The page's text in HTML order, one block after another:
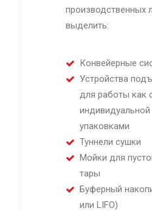
производственных
выделить:
Конвейерные
Устройства
для работы как
индивидуальной
упаковками
Туннели сушки
Мойки для
тары
Буферный
или LIFO)